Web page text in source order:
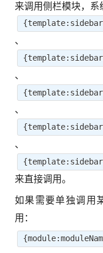
来调用侧栏模块，系
、
、
、
、
来直接调用。
如果需要单独调用
用：